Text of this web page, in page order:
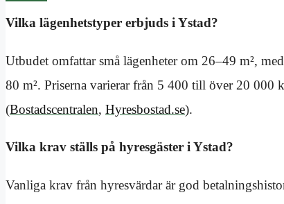
Vilka lägenhetstyper erbjuds i Ystad?
Utbudet omfattar små lägenheter om 26–49 m²,
80 m². Priserna varierar från 5 400 till över 20 000
(Bostadscentralen, Hyresbostad.se).
Vilka krav ställs på hyresgäster i Ystad?
Vanliga krav från hyresvärdar är god